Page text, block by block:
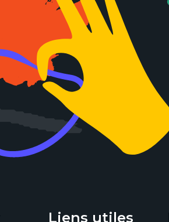
Liens utiles